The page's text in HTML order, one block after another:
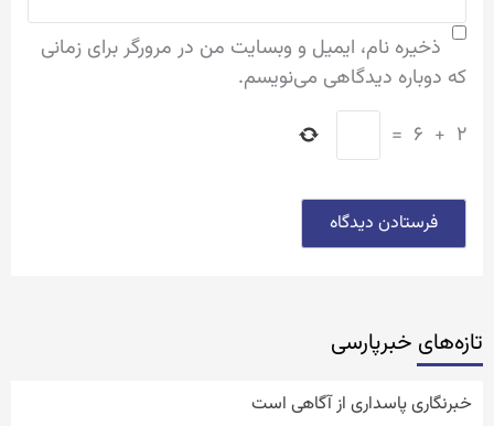
ذخیره نام، ایمیل و وبسایت من در مرورگر برای زمانی
که دوباره دیدگاهی می‌نویسم.
۲ + ۶ =
تازه‌‏های خبرپارسی
خبرنگاری پاسداری از آگاهی است